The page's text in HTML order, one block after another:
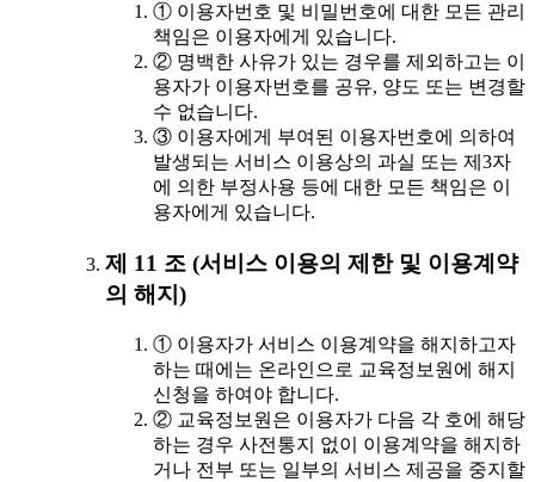
① 이용자번호 및 비밀번호에 대한 모든 관리
책임은 이용자에게 있습니다.
② 명백한 사유가 있는 경우를 제외하고는 이
용자가 이용자번호를 공유, 양도 또는 변경할
수 없습니다.
③ 이용자에게 부여된 이용자번호에 의하여
발생되는 서비스 이용상의 과실 또는 제3자
에 의한 부정사용 등에 대한 모든 책임은 이
용자에게 있습니다.
제 11 조 (서비스 이용의 제한 및 이용계약
의 해지)
① 이용자가 서비스 이용계약을 해지하고자
하는 때에는 온라인으로 교육정보원에 해지
신청을 하여야 합니다.
② 교육정보원은 이용자가 다음 각 호에 해당
하는 경우 사전통지 없이 이용계약을 해지하
거나 전부 또는 일부의 서비스 제공을 중지할